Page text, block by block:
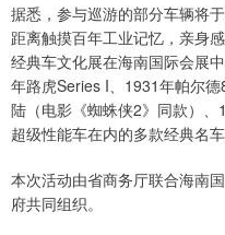
据悉，参与巡游的部分车辆将
距离触摸百年工业记忆，亲身
经典车文化展在海南国际会展
年路虎Series I、1931年帕尔
陆（电影《蜘蛛侠2》同款）
超级性能车在内的多款经典名车
本次活动由省商务厅联合海南
府共同组织。